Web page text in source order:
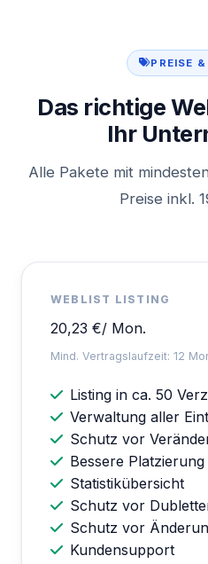
PREISE
Das richtige
Ihr
Alle Pakete mit
Preise inkl.
WEBLIST LISTING
20,23 €/ Mon.
Mind. Vertragslaufzeit: 12
Listing in ca. 50
Verwaltung aller
Schutz vor
Bessere
Statistikübersicht
Schutz vor
Schutz vor
Kundensupport